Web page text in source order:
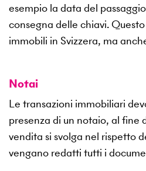
esempio la data del
consegna delle chiavi.
immobili in Svizzera, ma
Notai
Le transazioni immobiliari
presenza di un notaio, al fine
vendita si svolga nel rispetto
vengano redatti tutti i